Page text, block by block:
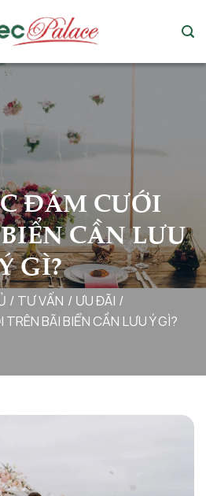
ĐÁM CƯỚI
CẦN LƯU
GÌ?
/ TƯ VẤN / ƯU ĐÃI /
BÃI BIỂN CẦN LƯU Ý GÌ?